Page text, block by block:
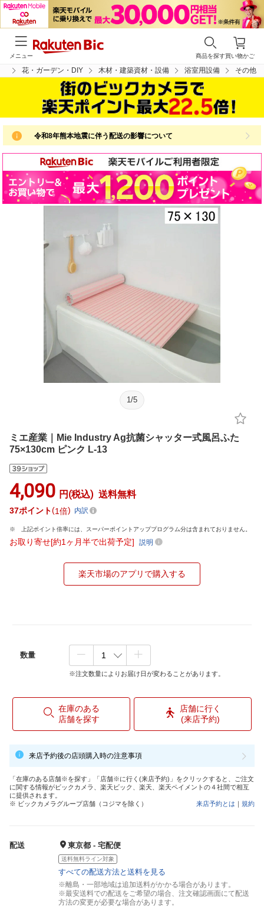
買い物かご
商品を探す
メニュー
花・ガーデン・DIY 木材・建築資材・設備 浴室用設備 その他
令和8年熊本地震に伴う配送の影響について
1 /5
ミエ産業｜Mie Industry Ag抗菌シャッター式風呂ふた
75×130cm ピンク L-13
4,090 円(税込) 送料無料
37ポイント 1倍 内訳
上記ポイント倍率には、スーパーポイントアッププログラム分は含まれておりません。
お取り寄せ[約1ヶ月半で出荷予定] 説明
楽天市場のアプリで購入する
数量
※注文数量によりお届け日が変わることがあります。
在庫のある
店舗を探す
店舗に行く
(来店予約)
来店予約後の店頭購入時の注意事項
「在庫のある店舗※を探す」「店舗※に行く(来店予約)」をクリックすると、ご注文
に関する情報がビックカメラ、楽天ビック、楽天、楽天ペイメントの４社間で相互
に提供されます。
※ ビックカメラグループ店舗（コジマを除く）
来店予約とは ｜ 規約
配送 東京都 - 宅配便
送料無料ライン対象
すべての配送方法と送料を見る
※離島・一部地域は追加送料がかかる場合があります。
※最安送料での配送をご希望の場合、注文確認画面にて配送
方法の変更が必要な場合があります。